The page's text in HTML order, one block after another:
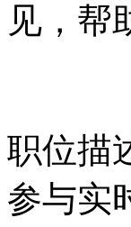
见，帮
职位描
参与实